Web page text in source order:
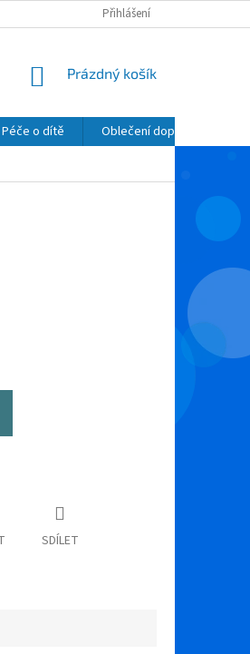
Přihlášení
NÁKUPNÍ
Prázdný košík
Péče o dítě
Oblečení dopňky
SDÍLET